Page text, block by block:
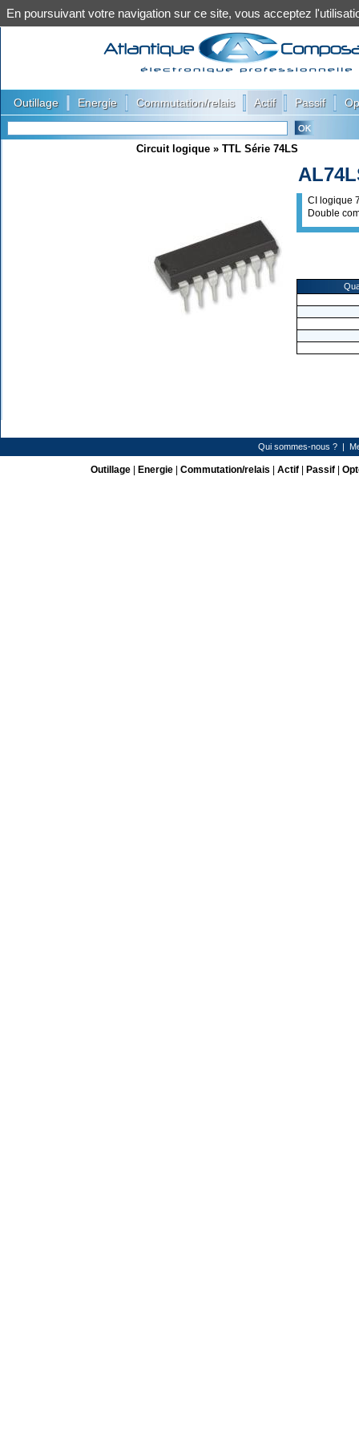
Outillage Energie Commutation/relais Actif Passif
Circuit logique » TTL Série 74LS
CI logique
Double
Qui sommes-nous ? |
Outillage| Energie| Commutation/relais Actif| Passif|
En poursuivant votre navigation sur ce site, vous acceptez